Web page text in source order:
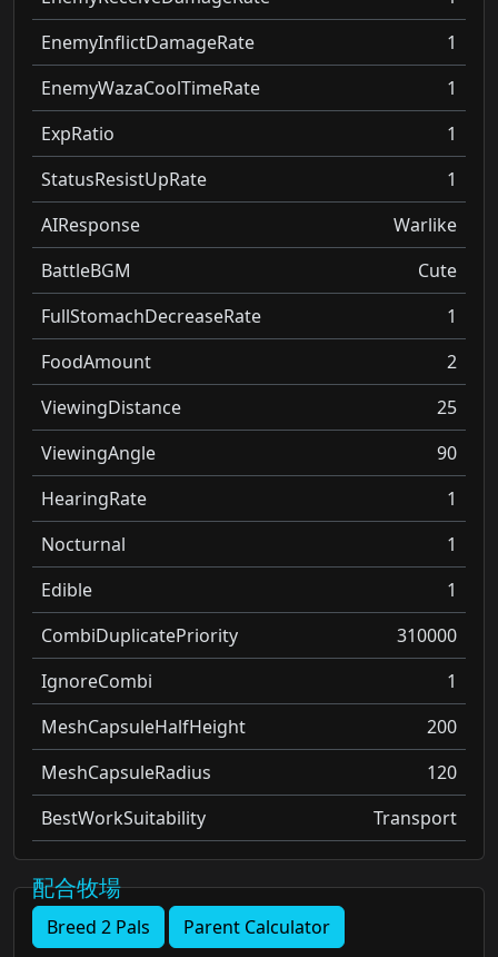
EnemyInflictDamageRate
1
EnemyWazaCoolTimeRate
1
ExpRatio
1
StatusResistUpRate
1
AIResponse
Warlike
BattleBGM
Cute
FullStomachDecreaseRate
1
FoodAmount
2
ViewingDistance
25
ViewingAngle
90
HearingRate
1
Nocturnal
1
Edible
1
CombiDuplicatePriority
310000
IgnoreCombi
1
MeshCapsuleHalfHeight
200
MeshCapsuleRadius
120
BestWorkSuitability
Transport
配合牧場
Breed 2 Pals
Parent Calculator